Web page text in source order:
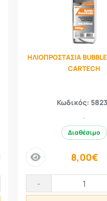
ΗΛΙΟΠΡΟΣΤΑΣΙΑ
CARTECH
Κωδικός:
..
Διαθέσιμο
price 8,00€
-